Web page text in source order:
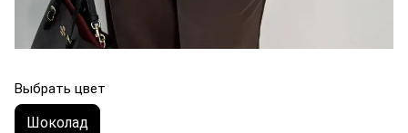
Выбрать цвет
Шоколад